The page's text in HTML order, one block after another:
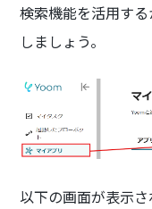
検索機能を活用す
しましょう。
以下の画面が表示